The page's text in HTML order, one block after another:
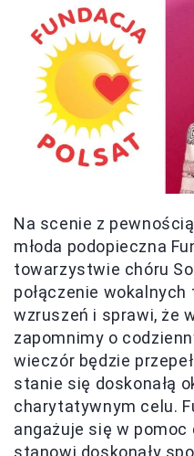
Na scenie z
młoda podopieczna
towarzystwie chóru
połączenie
wzruszeń i sprawi, że
zapomnimy o
wieczór będzie
stanie się doskonałą
charytatywnym celu.
angażuje się w
stanowi doskonały